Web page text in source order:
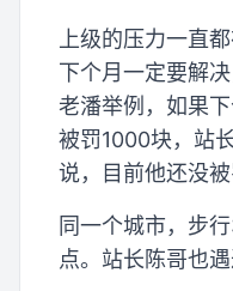
上级的压力一直
下个月一定要解
老潘举例，如果
被罚1000块，站
说，目前他还没被
同一个城市，步
点。站长陈哥也遇